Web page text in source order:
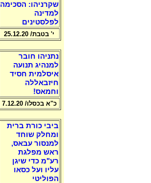
שקרניהו: הסכימה
למדינה
לפלסטינים
י' בטבת/ 25.12.20
נתניהו חובר
למנהיג תנועה
איסלמית חסיד
חיזבאללה
וחמאס!
כ"א בכסלו/ 7.12.20
ביבי כורת ברית
ומחלק שוחד
למנסור עבאס,
ראש מפלגת
רע"מ כדי שיגן
עליו ועל כסאו
הפוליטי